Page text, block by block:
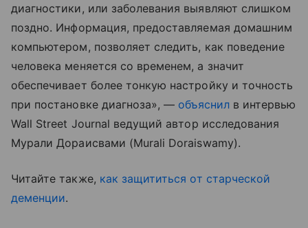
диагностики, или заболевания выявляют слишком
поздно. Информация, предоставляемая домашним
компьютером, позволяет следить, как поведение
человека меняется со временем, а значит
обеспечивает более тонкую настройку и точность
при постановке диагноза», — объяснилв интервью
Wall Street Journal ведущий автор исследования
Мурали Дораисвами (Murali Doraiswamy).
Читайте также, как защититься от старческой
деменции.